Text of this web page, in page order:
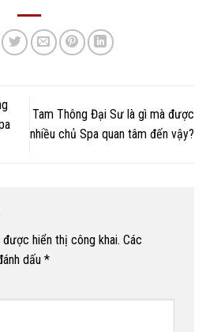
Tam Thông Đại Sư là gì mà được
nhiều chủ Spa quan tâm đến vậy?
được hiển thị công khai. Các
dấu *